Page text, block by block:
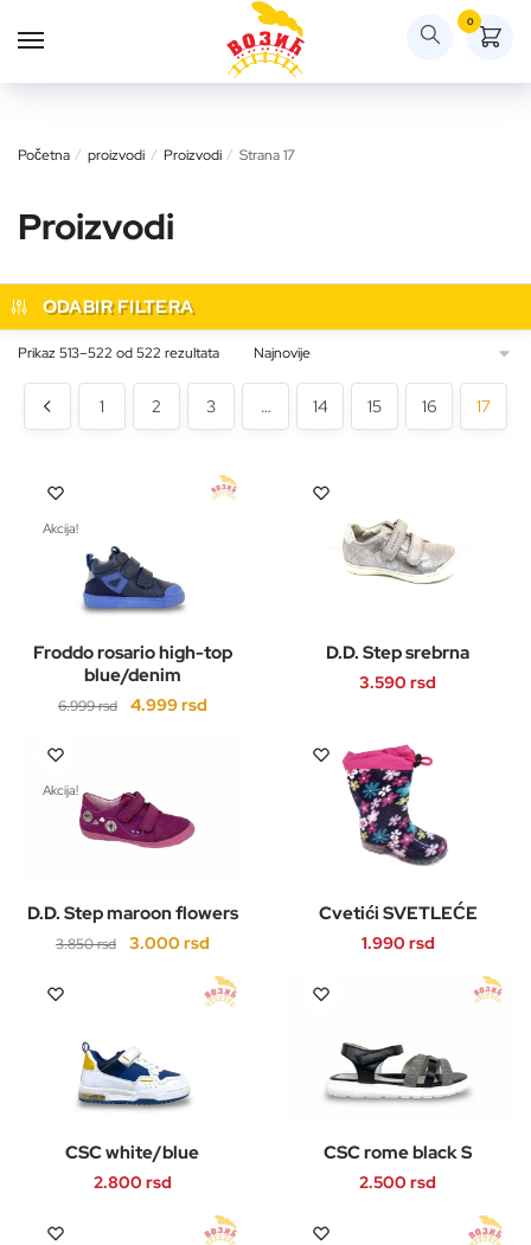
0
Početna / proizvodi / Proizvodi / Strana 17
Proizvodi
ODABIR FILTERA
Prikaz 513–522 od 522 rezultataSortirano
1 2 3 … 14 15 16 17
Akcija!
Froddo rosario high-top
blue/denim
6.999rsd
Originalna
6.999 rsd.
4.999rsdTrenutna
ima
više
mogu
biti
proizvoda.
D.D. Step srebrna
3.590rsd
proizvod
ima
više
varijanti.
Opcije
biti
izabrane
Akcija!
D.D. Step maroon flowers
3.850rsd
Originalna
3.850 rsd.
3.000 rsdTrenutna
je:
ima
više
varijanti.
mogu
biti
Cvetići SVETLEĆE
1.990 rsd
ima
više
varijanti.
mogu
biti
CSC white/blue
2.800 rsd
CSC rome black S
2.500rsd